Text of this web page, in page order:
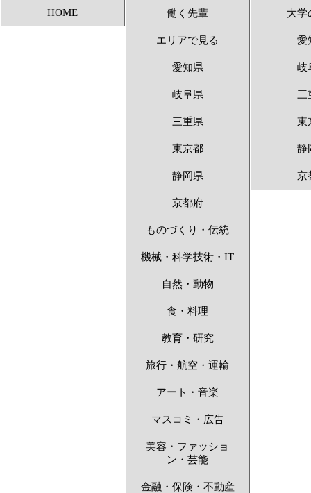
アンビシャス 〜
HOME 働く先輩
エリアで見る
愛知県
岐阜県
三重県
東京都
静岡県
京都府
ものづくり・伝統
機械・科学技術・IT
自然・動物
食・料理
教育・研究
旅行・航空・運輸
アート・音楽
マスコミ・広告
美容・ファッショ
ン・芸能
金融・保険・不動産
大学
愛
岐
三
東
静
京